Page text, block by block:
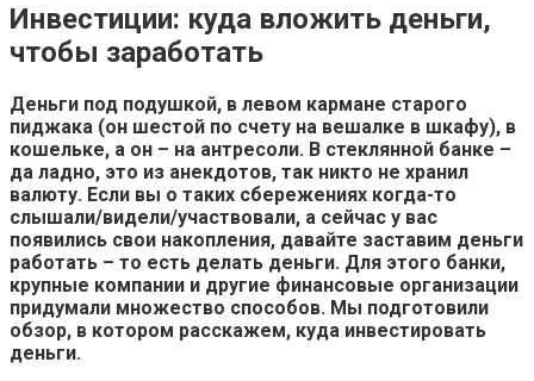
Инвестиции: куда вложить деньги,
чтобы заработать
Деньги под подушкой, в левом кармане старого
пиджака (он шестой по счету на вешалке в шкафу), в
кошельке, а он – на антресоли. В стеклянной банке –
да ладно, это из анекдотов, так никто не хранил
валюту. Если вы о таких сбережениях когда-то
слышали/видели/участвовали, а сейчас у вас
появились свои накопления, давайте заставим деньги
работать – то есть делать деньги. Для этого банки,
крупные компании и другие финансовые организации
придумали множество способов. Мы подготовили
обзор, в котором расскажем, куда инвестировать
деньги.